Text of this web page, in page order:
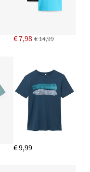
€ 7,98 € 14,99
€ 9,99